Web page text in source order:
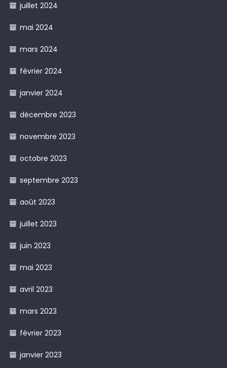
juillet 2024
mai 2024
mars 2024
février 2024
janvier 2024
décembre 2023
novembre 2023
octobre 2023
septembre 2023
août 2023
juillet 2023
juin 2023
mai 2023
avril 2023
mars 2023
février 2023
janvier 2023